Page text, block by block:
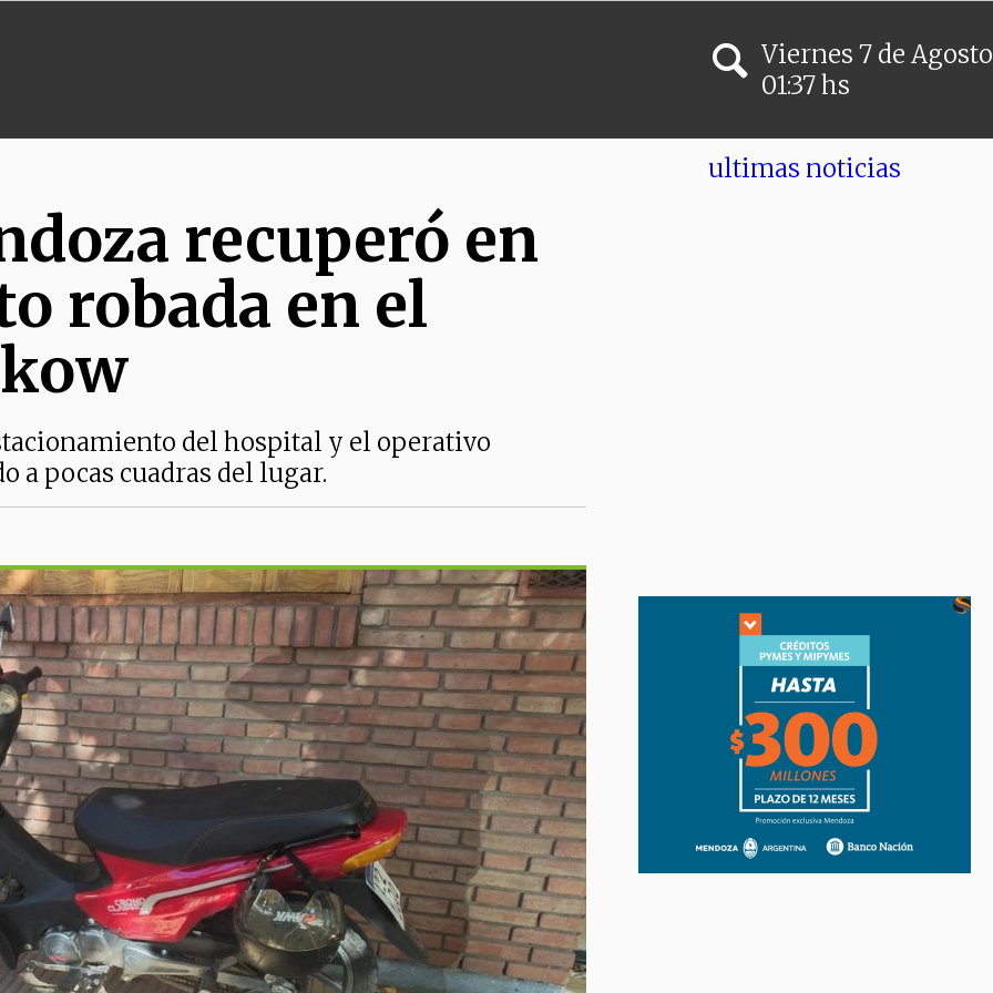
Viernes 7 de Agosto
01:37 hs
recuperó en
robada en el
del hospital y el operativo
a pocas cuadras del lugar.
ultimas noticias